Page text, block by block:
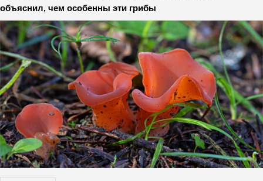
объяснил, чем особенны эти грибы